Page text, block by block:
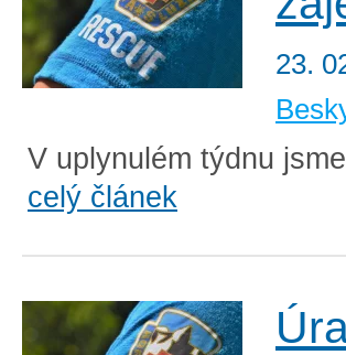
23.
V uplynulém týdnu
celý článek